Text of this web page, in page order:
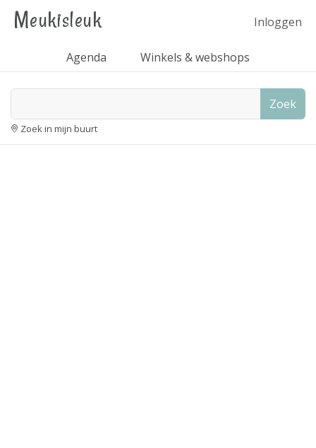
Meukisleuk Inloggen
Agenda Winkels & webshops
Zoek
Zoek in mijn buurt